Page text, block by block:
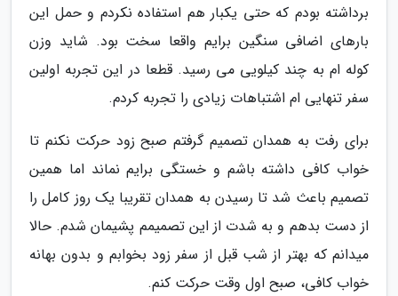
برداشته بودم که حتی یکبار هم استفاده نکردم و حمل این
بارهای اضافی سنگین برایم واقعا سخت بود. شاید وزن
کوله ام به چند کیلویی می رسید. قطعا در این تجربه اولین
سفر تنهایی ام اشتباهات زیادی را تجربه کردم.
برای رفت به همدان تصمیم گرفتم صبح زود حرکت نکنم تا
خواب کافی داشته باشم و خستگی برایم نماند اما همین
تصمیم باعث شد تا رسیدن به همدان تقریبا یک روز کامل را
از دست بدهم و به شدت از این تصمیمم پشیمان شدم. حالا
میدانم که بهتر از شب قبل از سفر زود بخوابم و بدون بهانه
خواب کافی، صبح اول وقت حرکت کنم.